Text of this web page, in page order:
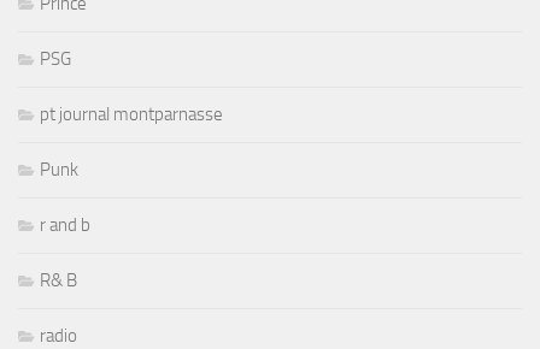
PSG
pt journal montparnasse
Punk
r and b
R& B
radio